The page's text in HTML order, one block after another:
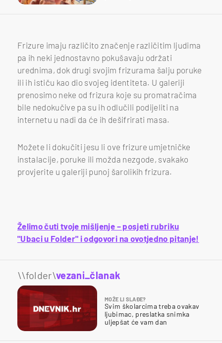
Frizure imaju različito značenje različitim ljudima
pa ih neki jednostavno pokušavaju održati
urednima, dok drugi svojim frizurama šalju poruke
ili ih ističu kao dio svojeg identiteta. U galeriji
prenosimo neke od frizura koje su promatračima
bile nedokučive pa su ih odlučili podijeliti na
internetu u nadi da će ih dešifrirati masa.
Možete li dokučiti jesu li ove frizure umjetničke
instalacije, poruke ili možda nezgode, svakako
provjerite u galeriji punoj šarolikih frizura.
Želimo čuti tvoje mišljenje – posjeti rubriku
"Ubaci u Folder" i odgovori na ovotjedno pitanje!
\\folder\vezani_članak
MOŽE LI SLAĐE?
Svim školarcima treba ovakav
ljubimac, preslatka snimka
uljepšat će vam dan